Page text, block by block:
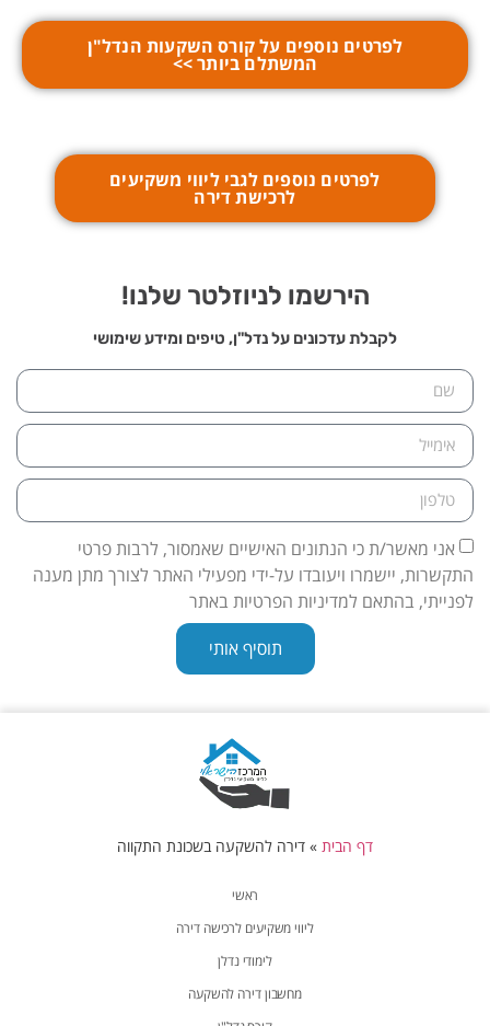
לפרטים נוספים על קורס השקעות הנדל"ן
המשתלם ביותר >>
לפרטים נוספים לגבי ליווי משקיעים
לרכישת דירה
הירשמו לניוזלטר שלנו!
לקבלת עדכונים על נדל"ן, טיפים ומידע שימושי
אני מאשר/ת כי הנתונים האישיים שאמסור, לרבות פרטי
התקשרות, יישמרו ויעובדו על-ידי מפעילי האתר לצורך מתן מענה
לפנייתי, בהתאם למדיניות הפרטיות באתר
תוסיף אותי
ראשי
ליווי משקיעים לרכישה דירה
לימודי נדלן
מחשבון דירה להשקעה
דף הבית » דירה להשקעה בשכונת התקווה